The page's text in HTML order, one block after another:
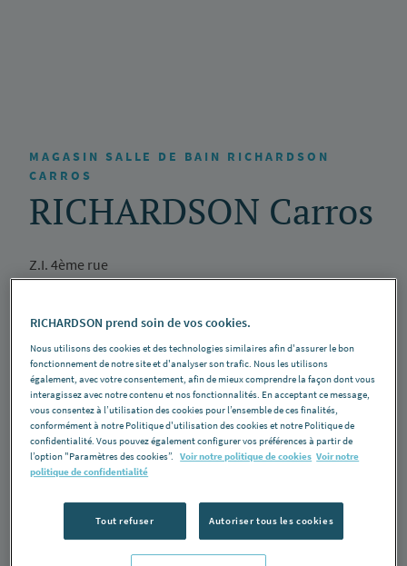
MAGASIN SALLE DE BAIN RICHARDSON
CARROS
RICHARDSON Carros
Z.I. 4ème rue
06510 Carros
Voir la galerie
Visite virtuelle
Salle d'exposition
04 92 08 88 84
Lundi: 08h00 - 12h00 et de 13h30 - 17h30
Mardi: 08h00 - 12h00 et de 13h30 - 17h30
Mercredi: 08h00 - 12h00 et de 13h30 - 17h30
: 08h00 - 12h00 et de 13h30 - 17h30
: 08h00 - 12h00 et de 13h30 - 16h30
RICHARDSON prend soin de vos cookies.
Nous utilisons des cookies et des technologies similaires afin d'assurer le bon
fonctionnement de notre site et d'analyser son trafic. Nous les utilisons
également, avec votre consentement, afin de mieux comprendre la façon dont vous
interagissez avec notre contenu et nos fonctionnalités. En acceptant ce message,
vous consentez à l’utilisation des cookies pour l’ensemble de ces finalités,
conformément à notre Politique d'utilisation des cookies et notre Politique de
confidentialité. Vous pouvez également configurer vos préférences à partir de
l’option "Paramètres des cookies”. Voir notre politique de cookies Voir notre
politique de confidentialité
Tout refuser Autoriser tous les cookies